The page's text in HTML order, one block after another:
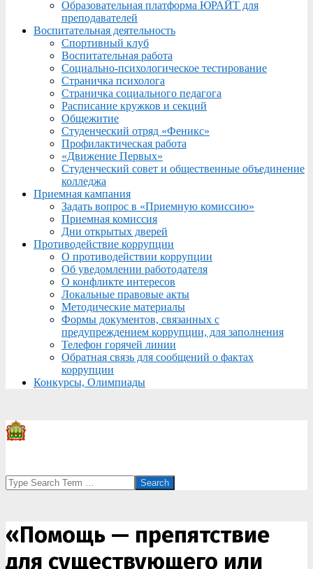
Образовательная платформа ЮРАЙТ для
преподавателей
Воспитательная деятельность
Спортивный клуб
Воспитательная работа
Социально-психологическое тестирование
Страничка психолога
Страничка социального педагога
Расписание кружков и секций
Общежитие
Студенческий отряд «Феникс»
Профилактическая работа
«Движение Первых»
Студенческий совет и общественные объединение
колледжа
Приемная кампания
Задать вопрос в «Приемную комиссию»
Приемная комиссия
Дни открытых дверей
Противодействие коррупции
О противодействии коррупции
Об уведомлении работодателя
О конфликте интересов
Локальные правовые акты
Методические материалы
Формы документов, связанных с
предупреждением коррупции, для заполнения
Телефон горячей линии
Обратная связь для сообщений о фактах
коррупции
Конкурсы, Олимпиады
Search
«Помощь — препятствие
для существующего или